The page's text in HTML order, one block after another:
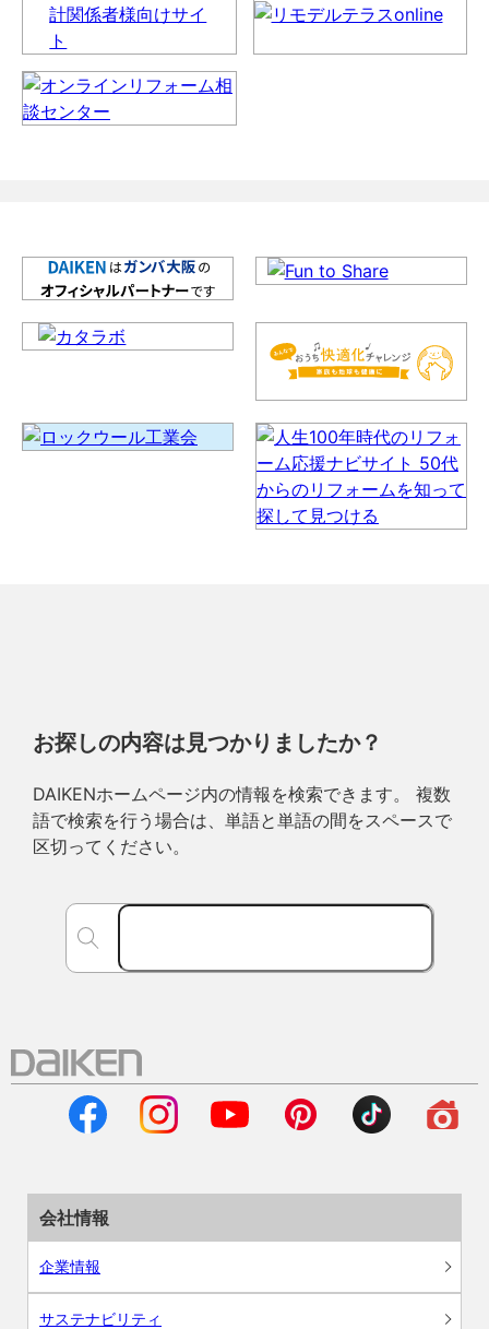
お探しの内容は見つかりましたか？
DAIKENホームページ内の情報を検索できます。 複数
語で検索を行う場合は、単語と単語の間をスペースで
区切ってください。
会社情報
企業情報
サステナビリティ